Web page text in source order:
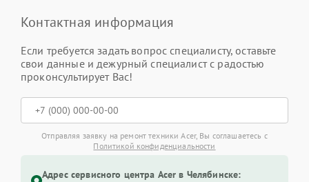
Контактная информация
Если требуется задать вопрос специалисту, оставьте
свои данные и дежурный специалист с радостью
проконсультирует Вас!
Отправляя заявку на ремонт техники Acer, Вы соглашаетесь с
Политикой конфиденциальности
Адрес сервисного центра Acer в Челябинске: